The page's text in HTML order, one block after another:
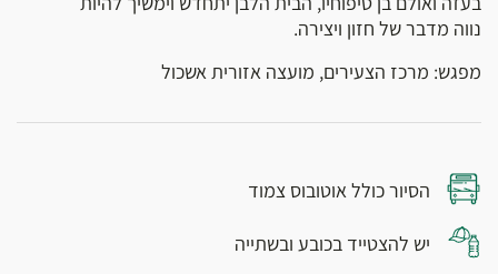
נווה מדבר של חזון ויצירה.
מפגש: מרכז הצעירים, מועצה אזורית אשכול
הסיור כולל אוטובוס צמוד
יש להצטייד בכובע ובשתייה